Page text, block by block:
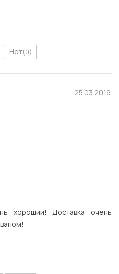
Нет(0)
25.03.2019
хороший! Доставка очень